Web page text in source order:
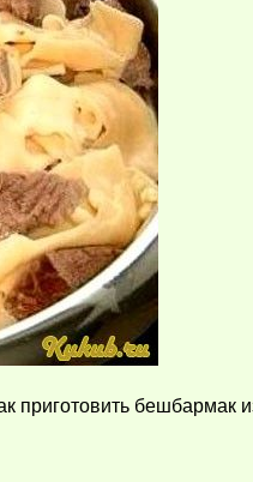
приготовить бешбармак